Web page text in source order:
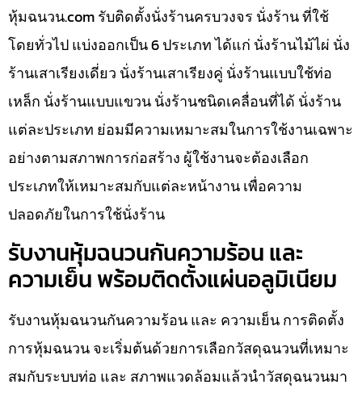
หุ้มฉนวน.com รับติดตั้งนั่งร้านครบวงจร นั่งร้าน ที่ใช้
โดยทั่วไป แบ่งออกเป็น 6 ประเภท ได้แก่ นั่งร้านไม้ไผ่ นั่ง
ร้านเสาเรียงเดี่ยว นั่งร้านเสาเรียงคู่ นั่งร้านแบบใช้ท่อ
เหล็ก นั่งร้านแบบแขวน นั่งร้านชนิดเคลื่อนที่ได้ นั่งร้าน
แต่ละประเภท ย่อมมีความเหมาะสมในการใช้งานเฉพาะ
อย่างตามสภาพการก่อสร้าง ผู้ใช้งานจะต้องเลือก
ประเภทให้เหมาะสมกับแต่ละหน้างาน เพื่อความ
ปลอดภัยในการใช้นั่งร้าน
รับงานหุ้มฉนวนกันความร้อน และ
ความเย็น พร้อมติดตั้งแผ่นอลูมิเนียม
รับงานหุ้มฉนวนกันความร้อน และ ความเย็น การติดตั้ง
การหุ้มฉนวน จะเริ่มต้นด้วยการเลือกวัสดุฉนวนที่เหมาะ
สมกับระบบท่อ และ สภาพแวดล้อมแล้วนำวัสดุฉนวนมา